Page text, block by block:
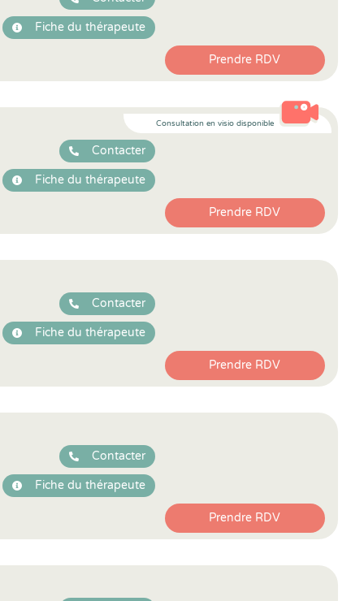
Fiche du thérapeute
Prendre RDV
Consultation en visio disponible
Contacter
Fiche du thérapeute
Prendre RDV
Contacter
Fiche du thérapeute
Prendre RDV
Contacter
Fiche du thérapeute
Prendre RDV